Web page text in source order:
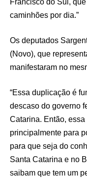
caminhões por dia.”
Os deputados
(Novo), que
manifestaram no
“Essa duplicação é
descaso do governo
Catarina. Então,
principalmente para
para que seja do
Santa Catarina e no
saibam que tem um